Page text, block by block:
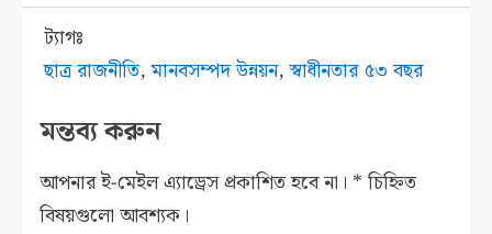
ট্যাগঃ
ছাত্র রাজনীতি,মানবসম্পদ উন্নয়ন,স্বাধীনতার ৫৩ বছর
মন্তব্য করুন
আপনার ই-মেইল এ্যাড্রেস প্রকাশিত হবে না। * চিহ্নিত
বিষয়গুলো আবশ্যক।